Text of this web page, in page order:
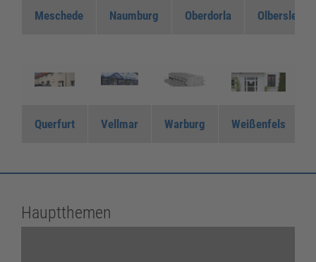
Meschede Naumburg Oberdorla Olbersleben
Querfurt Vellmar Warburg Weißenfels
Hauptthemen